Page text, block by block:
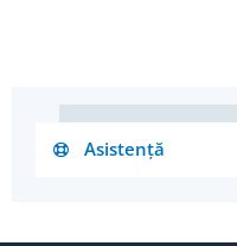
Asistență